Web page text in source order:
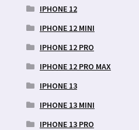
IPHONE 12
IPHONE 12 MINI
IPHONE 12 PRO
IPHONE 12 PRO MAX
IPHONE 13
IPHONE 13 MINI
IPHONE 13 PRO